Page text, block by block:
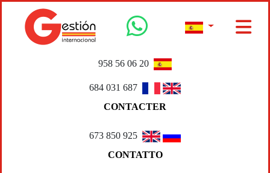
958 56 06 20
684 031 687
CONTACTER
673 850 925
CONTATTO